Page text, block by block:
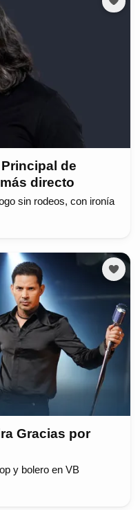
de
directo
sin rodeos, con ironía
Gracias por
y bolero en VB